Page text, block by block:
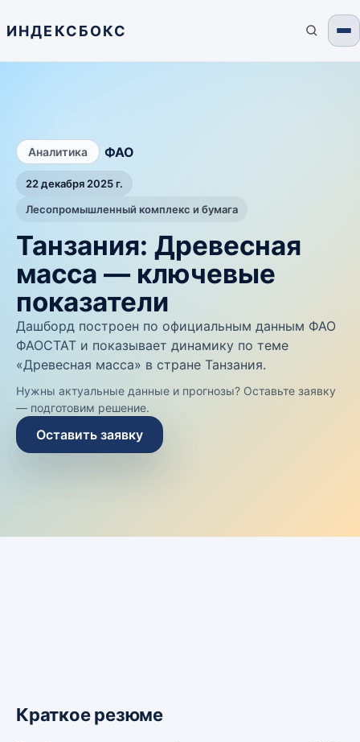
ИНДЕКСБОКС
Аналитика ФАО
22 декабря 2025 г.
Лесопромышленный комплекс и бумага
Танзания: Древесная
масса — ключевые
показатели
Дашборд построен по официальным данным ФАО
ФАОСТАТ и показывает динамику по теме
«Древесная масса» в стране Танзания.
Нужны актуальные данные и прогнозы? Оставьте заявку
— подготовим решение.
Оставить заявку
Краткое резюме